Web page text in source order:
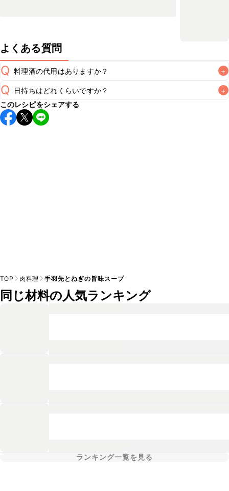
よくある質問
Q 料理酒の代用はありますか？ +
A
Q 日持ちはどれくらいですか？ +
保存期間は冷蔵で翌日中が目安です。なるべくお早めにお召
し上がりください。
このレシピをシェアする
TOP 肉料理 手羽先とねぎの旨味スープ
同じ材料の人気ランキング
ランキング一覧を見る